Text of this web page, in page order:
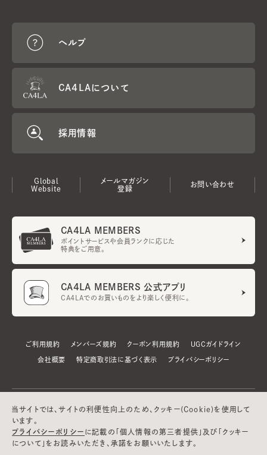
ヘルプ
CA4LAについて
採用情報
Global
Website
メールマガジン
登録
お問い合わせ
CA4LA MEMBERS
ポイントサービスや会員ランクに応じた
特典をご用意。
CA4LA MEMBERS 公式アプリ
CA4LAでのお買いものをより楽しく便利に。
ご利用規約 メンバーズ規約 クーポン利用規約 UGCガイドライン
会社概要 特定商取引法に基づく表示 プライバシーポリシー
当サイトでは、サイトの利便性向上のため、クッキー(Cookie)を使用して
います。
プライバシーポリシー に記載の「個人情報の第三者提供」及び「クッキー
について」をお読みいただき、承諾をお願いいたします。